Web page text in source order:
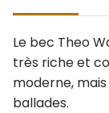
Le bec Theo
très riche et
moderne,
ballades.